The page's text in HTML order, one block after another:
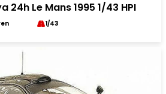
24h Le Mans 1995 1/43 HPI
1/43